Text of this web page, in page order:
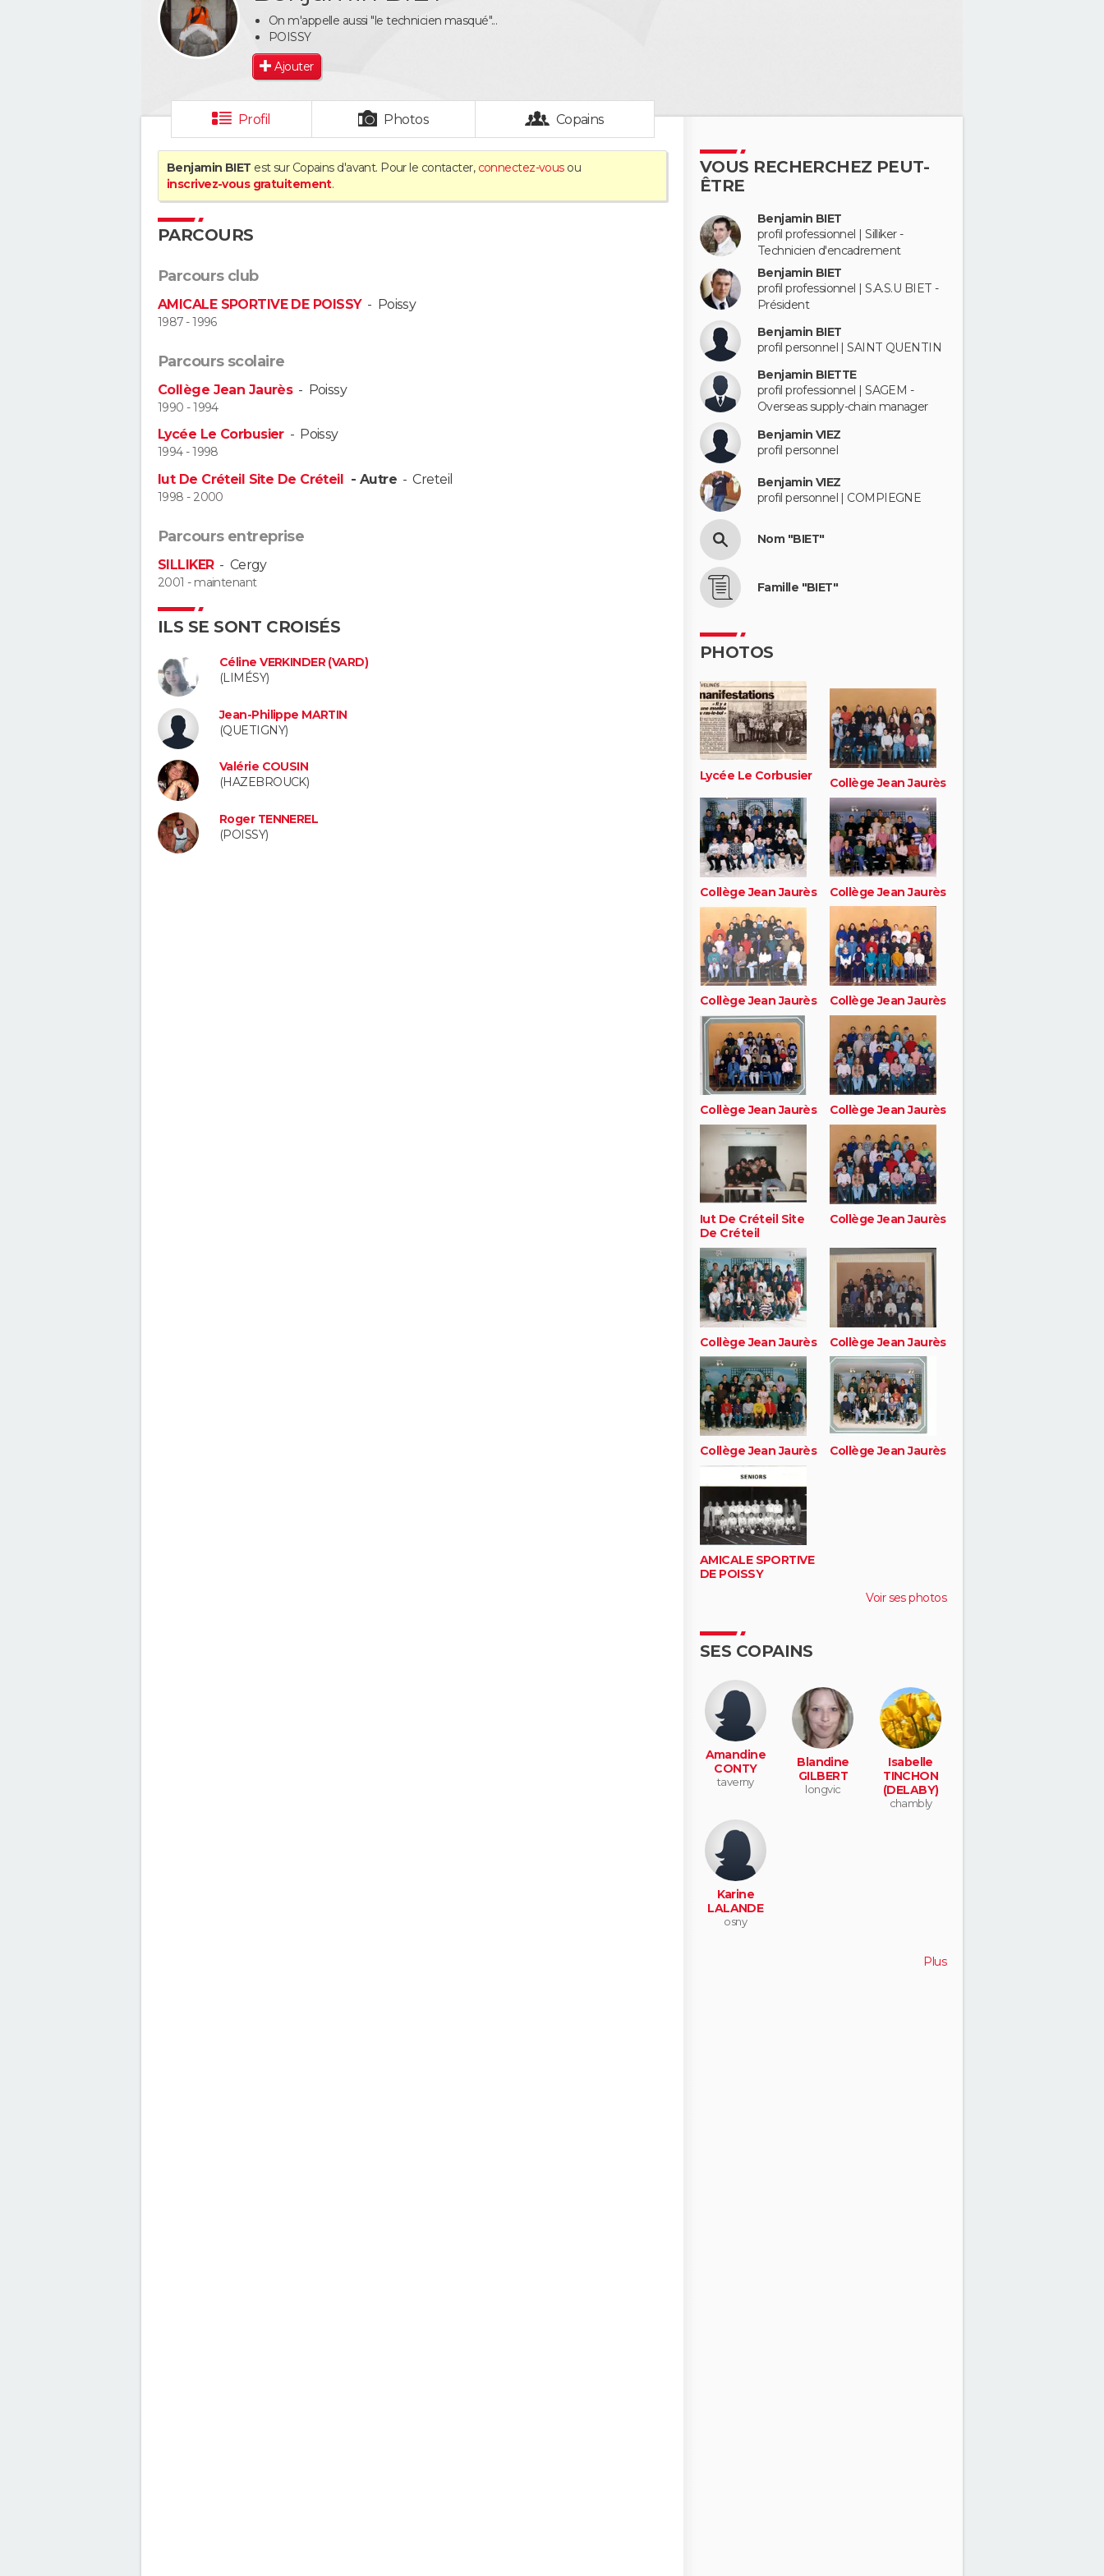
On m'appelle aussi "le technicien masqué"...
POISSY
Ajouter
Profil Photos Copains
Benjamin BIET est sur Copains d'avant. Pour le contacter, connectez-vousou
inscrivez-vous gratuitement.
PARCOURS
Parcours club
AMICALE SPORTIVE DE POISSY- Poissy
1987 - 1996
Parcours scolaire
Collège Jean Jaurès- Poissy
1990 - 1994
Lycée Le Corbusier- Poissy
1994 - 1998
Iut De Créteil Site De Créteil - Autre -Creteil
1998 - 2000
Parcours entreprise
SILLIKER- Cergy
2001 - maintenant
ILS SE SONT CROISÉS
Céline VERKINDER (VARD)
(LIMÉSY)
Jean-Philippe MARTIN
(QUETIGNY)
Valérie COUSIN
(HAZEBROUCK)
Roger TENNEREL
(POISSY)
VOUS RECHERCHEZ PEUT-
ÊTRE
Benjamin BIET
profil professionnel | Silliker -
Technicien d'encadrement
Benjamin BIET
profil professionnel | S.A.S.U BIET -
Président
Benjamin BIET
profil personnel | SAINT QUENTIN
Benjamin BIETTE
profil professionnel | SAGEM -
Overseas supply-chain manager
Benjamin VIEZ
profil personnel
Benjamin VIEZ
profil personnel | COMPIEGNE
Nom "BIET"
Famille "BIET"
PHOTOS
Lycée Le Corbusier Collège Jean Jaurès
Collège Jean Jaurès Collège Jean Jaurès
Collège Jean Jaurès Collège Jean Jaurès
Collège Jean Jaurès Collège Jean Jaurès
Iut De Créteil Site
De Créteil
Collège Jean Jaurès
Collège Jean Jaurès Collège Jean Jaurès
Collège Jean Jaurès Collège Jean Jaurès
AMICALE SPORTIVE
DE POISSY
Voir ses photos
SES COPAINS
Amandine
CONTY
taverny
Blandine
GILBERT
longvic
Isabelle
TINCHON
(DELABY)
chambly
Karine
LALANDE
osny
Plus